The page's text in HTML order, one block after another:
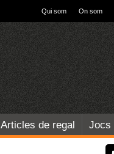
Qui som On som
Articles de regal Jocs